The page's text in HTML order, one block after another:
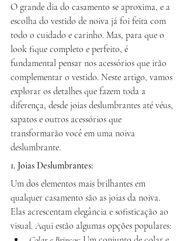
O grande dia do casamento se aproxima, e a
escolha do vestido de noiva já foi feita com
todo o cuidado e carinho. Mas, para que o
look fique completo e perfeito, é
fundamental pensar nos acessórios que irão
complementar o vestido. Neste artigo, vamos
explorar os detalhes que fazem toda a
diferença, desde joias deslumbrantes até véus,
sapatos e outros acessórios que
transformarão você em uma noiva
deslumbrante.
1. Joias Deslumbrantes:
Um dos elementos mais brilhantes em
qualquer casamento são as joias da noiva.
Elas acrescentam elegância e sofisticação ao
visual. Aqui estão algumas opções populares: